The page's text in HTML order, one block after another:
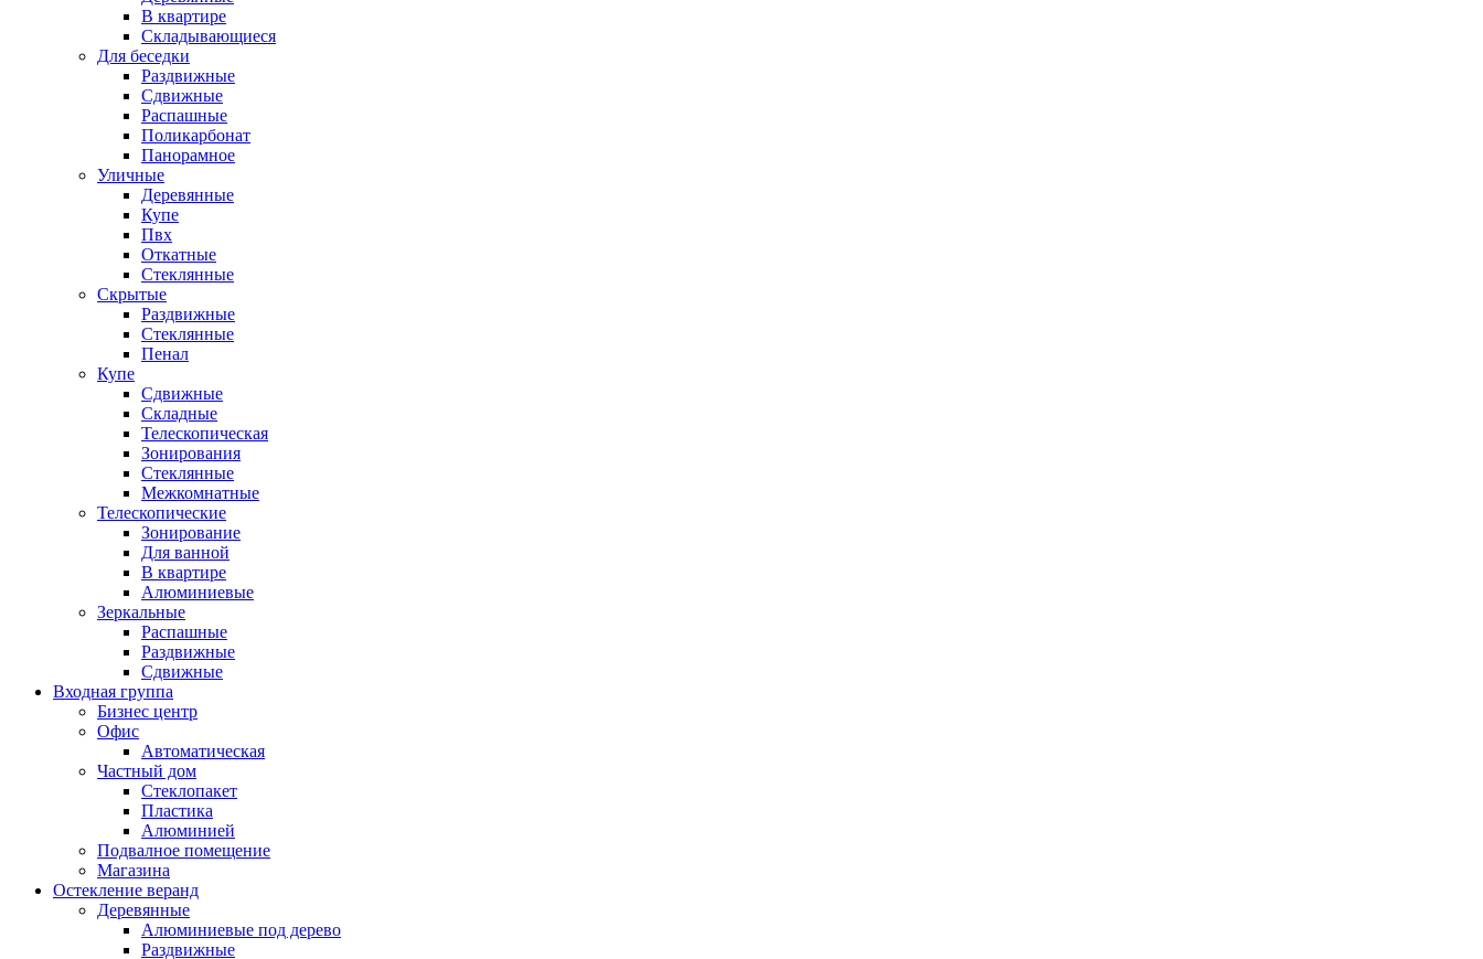
В квартире
Складывающиеся
Для беседки
Раздвижные
Сдвижные
Распашные
Поликарбонат
Панорамное
Уличные
Деревянные
Купе
Пвх
Откатные
Стеклянные
Скрытые
Раздвижные
Стеклянные
Пенал
Купе
Сдвижные
Складные
Телескопическая
Зонирования
Стеклянные
Межкомнатные
Телескопические
Зонирование
Для ванной
В квартире
Алюминиевые
Зеркальные
Распашные
Раздвижные
Сдвижные
Входная группа
Бизнес центр
Офис
Автоматическая
Частный дом
Стеклопакет
Пластика
Алюминией
Подвалное помещение
Магазина
Остекление веранд
Деревянные
Алюминиевые под дерево
Раздвижные